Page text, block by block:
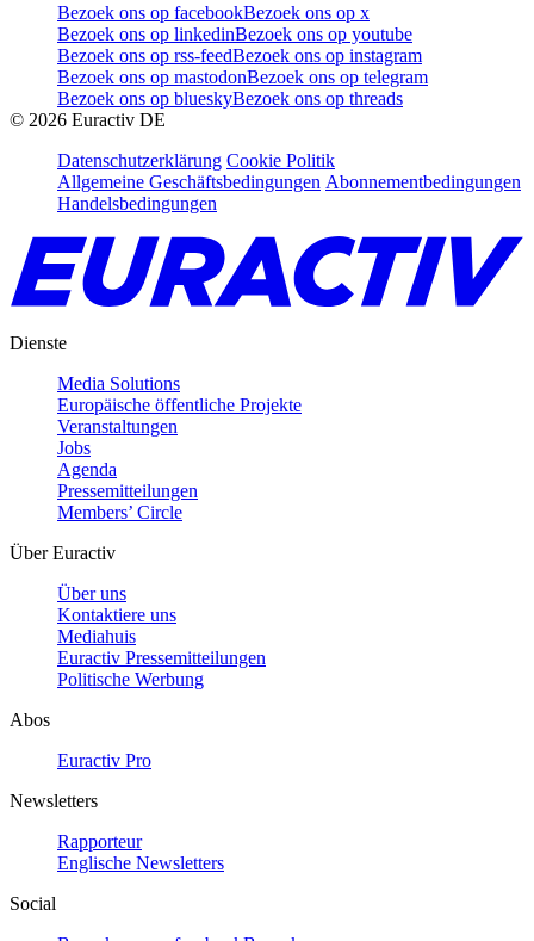
Bezoek ons op facebookBezoek ons op x
Bezoek ons op linkedinBezoek ons op youtube
Bezoek ons op rss-feedBezoek ons op instagram
Bezoek ons op mastodonBezoek ons op telegram
Bezoek ons op blueskyBezoek ons op threads
© 2026 Euractiv DE
Datenschutzerklärung Cookie Politik
Allgemeine Geschäftsbedingungen Abonnementbedingungen
Handelsbedingungen
Dienste
Media Solutions
Europäische öffentliche Projekte
Veranstaltungen
Jobs
Agenda
Pressemitteilungen
Members’ Circle
Über Euractiv
Über uns
Kontaktiere uns
Mediahuis
Euractiv Pressemitteilungen
Politische Werbung
Abos
Euractiv Pro
Newsletters
Rapporteur
Englische Newsletters
Social